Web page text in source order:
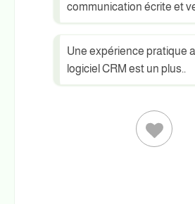
communication écrite et
Une expérience pratique
logiciel CRM est un plus..